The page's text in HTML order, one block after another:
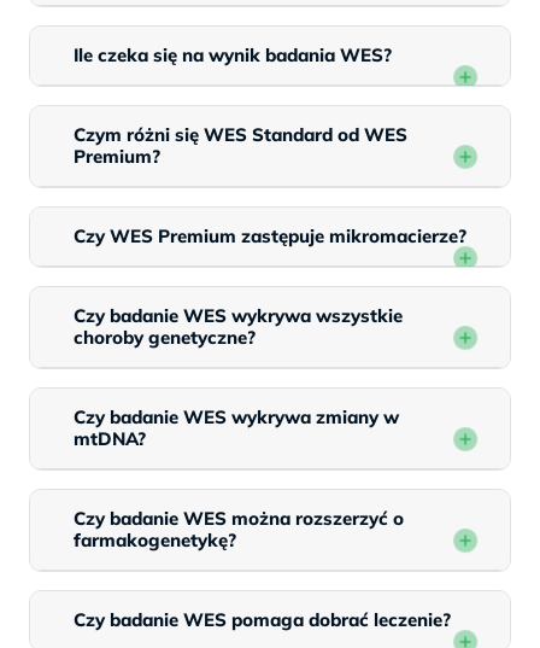
Ile czeka się na wynik badania WES?
Czym różni się WES Standard od WES
Premium?
Czy WES Premium zastępuje mikromacierze?
Czy badanie WES wykrywa wszystkie
choroby genetyczne?
Czy badanie WES wykrywa zmiany w
mtDNA?
Czy badanie WES można rozszerzyć o
farmakogenetykę?
Czy badanie WES pomaga dobrać leczenie?